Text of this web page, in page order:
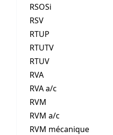
RSOSi
RSV
RTUP
RTUTV
RTUV
RVA
RVA a/c
RVM
RVM a/c
RVM mécanique